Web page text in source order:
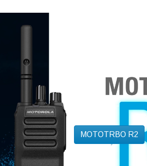
MOTOTRBO R2